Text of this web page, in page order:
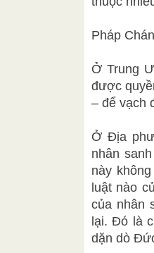
Pháp
Ở Trung
được
– để vạch
Ở Địa
nhân
này
luật nào
của nhân
lại. Đó là
dặn dò